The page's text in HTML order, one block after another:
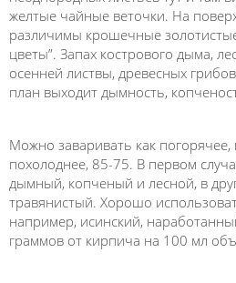
желтые чайные веточки. На
различимы крошечные
цветы”. Запах кострового дыма,
осенней листвы, древесных
план выходит дымность,
Можно заваривать как погорячее,
похолоднее, 85-75. В первом
дымный, копченый и лесной, в
травянистый. Хорошо
например, исинский,
граммов от кирпича на 100 мл